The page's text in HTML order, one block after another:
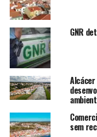
GNR
sem